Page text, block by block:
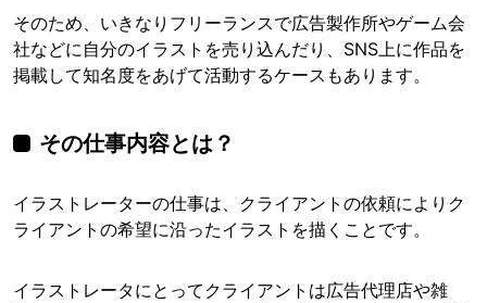
そのため、いきなりフリーランスで広告製作所やゲーム会
社などに自分のイラストを売り込んだり、SNS上に作品を
掲載して知名度をあげて活動するケースもあります。
その仕事内容とは？
イラストレーターの仕事は、クライアントの依頼によりク
ライアントの希望に沿ったイラストを描くことです。
イラストレータにとってクライアントは広告代理店や雑